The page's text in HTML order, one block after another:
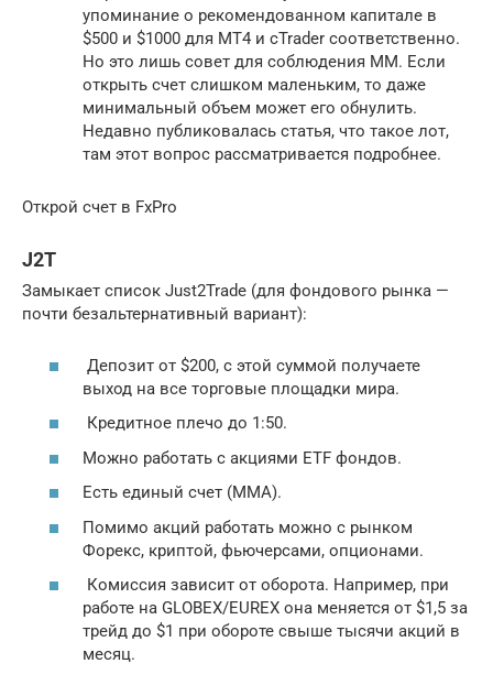
упоминание о рекомендованном капитале в
$500 и $1000 для MT4 и cTrader соответственно.
Но это лишь совет для соблюдения ММ. Если
открыть счет слишком маленьким, то даже
минимальный объем может его обнулить.
Недавно публиковалась статья, что такое лот,
там этот вопрос рассматривается подробнее.
Открой счет в FxPro
J2T
Замыкает список Just2Trade (для фондового рынка —
почти безальтернативный вариант):
Депозит от $200, с этой суммой получаете
выход на все торговые площадки мира.
Кредитное плечо до 1:50.
Можно работать с акциями ETF фондов.
Есть единый счет (ММА).
Помимо акций работать можно с рынком
Форекс, криптой, фьючерсами, опционами.
Комиссия зависит от оборота. Например, при
работе на GLOBEX/EUREX она меняется от $1,5 за
трейд до $1 при обороте свыше тысячи акций в
месяц.